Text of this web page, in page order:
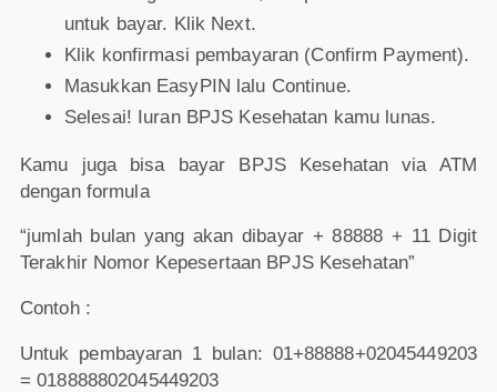
untuk bayar. Klik Next.
Klik konfirmasi pembayaran (Confirm Payment).
Masukkan EasyPIN lalu Continue.
Selesai! Iuran BPJS Kesehatan kamu lunas.
Kamu juga bisa bayar BPJS Kesehatan via ATM
dengan formula
“jumlah bulan yang akan dibayar + 88888 + 11 Digit
Terakhir Nomor Kepesertaan BPJS Kesehatan”
Contoh :
Untuk pembayaran 1 bulan: 01+88888+02045449203
= 018888802045449203